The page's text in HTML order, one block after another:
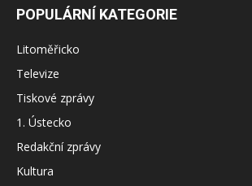
POPULÁRNÍ KATEGORIE
Litoměřicko
Televize
Tiskové zprávy
1. Ústecko
Redakční zprávy
Kultura